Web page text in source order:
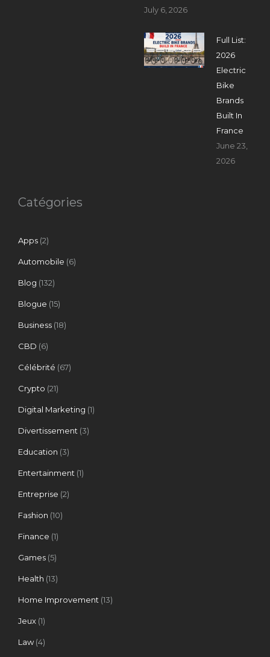
July 6, 2026
Full List:
2026
Electric
Bike
Brands
Built In
France
June 23,
2026
Catégories
Apps (2)
Automobile (6)
Blog (132)
Blogue (15)
Business (18)
CBD (6)
Célébrité (67)
Crypto (21)
Digital Marketing (1)
Divertissement (3)
Education (3)
Entertainment (1)
Entreprise (2)
Fashion (10)
Finance (1)
Games (5)
Health (13)
Home Improvement (13)
Jeux (1)
Law(4)